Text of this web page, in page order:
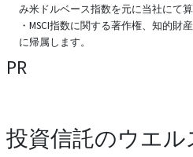
み米ドルベース指数を元に当社にて算
・MSCI指数に関する著作権、知的財
に帰属します。
PR
投資信託のウエ